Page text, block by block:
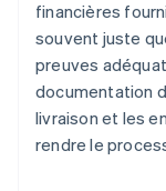
financières
souvent juste
preuves
documentation
livraison et les
rendre le